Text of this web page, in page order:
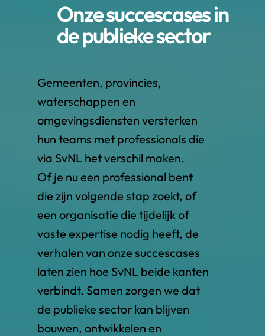
Onze succescases in
de publieke sector​
Gemeenten, provincies,
waterschappen en
omgevingsdiensten versterken
hun teams met professionals die
via SvNL het verschil maken.​​
Of je nu een professional bent
die zijn volgende stap zoekt, of
een organisatie die tijdelijk of
vaste expertise nodig heeft, de
verhalen van onze succescases
laten zien hoe SvNL beide kanten
verbindt. Samen zorgen we dat
de publieke sector kan blijven
bouwen, ontwikkelen en